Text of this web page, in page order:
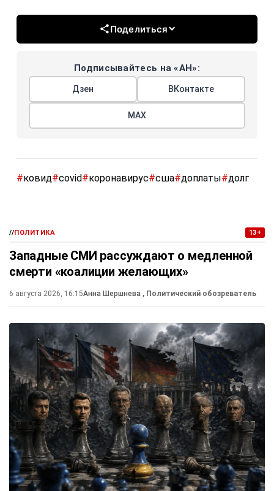
Поделиться
Подписывайтесь на «АН»:
Дзен ВКонтакте
МАХ
#ковид#covid#коронавирус#сша#доплаты#долг
//ПОЛИТИКА 13+
Западные СМИ рассуждают о медленной
смерти «коалиции желающих»
6 августа 2026, 16:15Анна Шершнева , Политический обозреватель